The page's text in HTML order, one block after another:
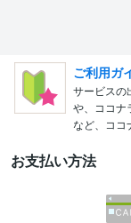
ご利用ガ
サービスの
や、ココナ
など、ココ
お支払い方法